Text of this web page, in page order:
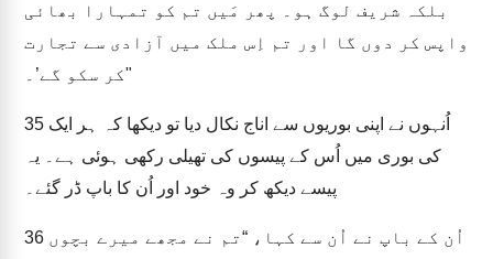
بلکہ شریف لوگ ہو۔ پھر مَیں تم کو تمہارا بھائی
واپس کر دوں گا اور تم اِس ملک میں آزادی سے تجارت
کر سکو گے’۔"
35
کی بوری میں اُس کے پیسوں کی تھیلی رکھی ہوئی ہے۔ یہ
پیسے دیکھ کر وہ خود اور اُن کا باپ ڈر گئے۔
36